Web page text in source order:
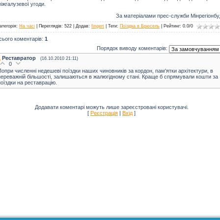
угоди.
За матеріалами прес-служби
: На часі Переглядів: 522 | Додав: fingert Теги: Поїздка в Брюсель Рейтинг: 0.0/0
коментарів: 1
Порядок виводу коментарів:
Реставратор (16.10.2010 21:11)
0
численні недешеві поїздки наших чиновників за кордон, пам'ятки архітектури, в
більшості, залишаються в жалюгідному стані. Краще б спрямували кошти за
на реставрацію.
Додавати коментарі можуть лише зареєстровані користувачі.
[ Реєстрація | Вхід ]